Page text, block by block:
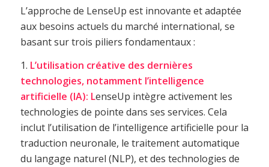
L’approche de LenseUp est innovante et adaptée
aux besoins actuels du marché international, se
basant sur trois piliers fondamentaux :
1. L’utilisation créative des dernières
technologies, notamment l’intelligence
artificielle (IA): LenseUp intègre activement les
technologies de pointe dans ses services. Cela
inclut l’utilisation de l’intelligence artificielle pour la
traduction neuronale, le traitement automatique
du langage naturel (NLP), et des technologies de